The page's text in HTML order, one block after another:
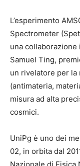
L’esperimento
Spectrometer
una collaborazione
Samuel Ting,
un rivelatore per
(antimateria,
misura ad alta
cosmici.
UniPg è uno dei
02, in orbita dal